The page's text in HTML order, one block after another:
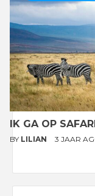
IK GA OP
BY LILIAN 3 JAAR